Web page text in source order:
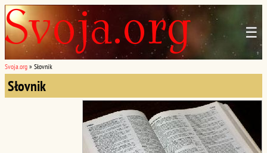
☰
Svoja.org » Słovnik
Słovnik